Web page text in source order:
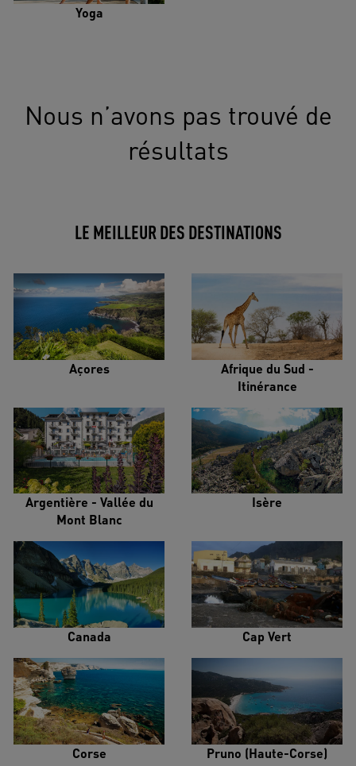
Yoga
Nous n’avons pas trouvé de
résultats
LE MEILLEUR DES DESTINATIONS
Açores
Afrique du Sud -
Itinérance
Argentière - Vallée du
Mont Blanc
Isère
Canada Cap Vert
Corse Pruno (Haute-Corse)